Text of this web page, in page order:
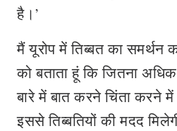
है।’
मैं यूरोप में तिब्बत का समर्थन
को बताता हूं कि जितना
बारे में बात करने चिंता करने में
इससे तिब्बतियों की मदद